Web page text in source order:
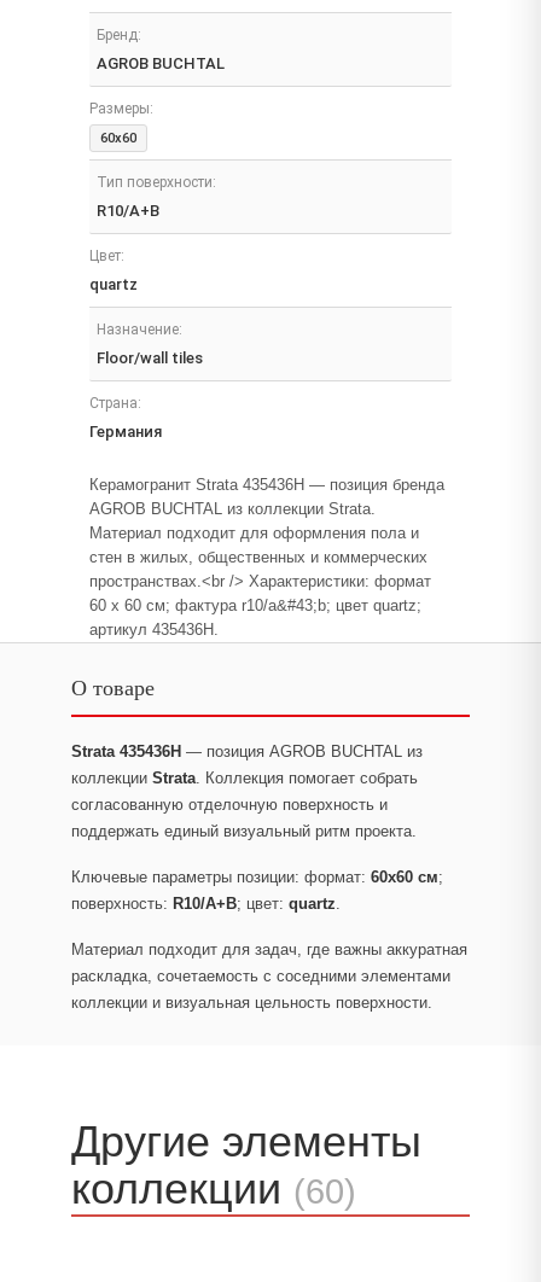
Бренд:
AGROB BUCHTAL
Размеры:
60x60
Тип поверхности:
R10/A+B
Цвет:
quartz
Назначение:
Floor/wall tiles
Страна:
Германия
Керамогранит Strata 435436H — позиция бренда
AGROB BUCHTAL из коллекции Strata.
Материал подходит для оформления пола и
стен в жилых, общественных и коммерческих
пространствах.<br /> Характеристики: формат
60 x 60 см; фактура r10/a&#43;b; цвет quartz;
артикул 435436H.
О товаре
Strata 435436H — позиция AGROB BUCHTAL из
коллекции Strata. Коллекция помогает собрать
согласованную отделочную поверхность и
поддержать единый визуальный ритм проекта.
Ключевые параметры позиции: формат: 60x60 см;
поверхность: R10/A+B; цвет: quartz.
Материал подходит для задач, где важны аккуратная
раскладка, сочетаемость с соседними элементами
коллекции и визуальная цельность поверхности.
Другие элементы
коллекции (60)